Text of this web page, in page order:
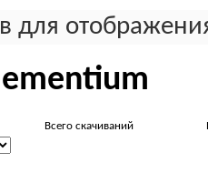
для
Всего скачиваний